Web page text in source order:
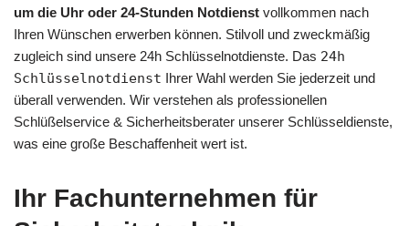
um die Uhr oder 24-Stunden Notdienst vollkommen nach
Ihren Wünschen erwerben können. Stilvoll und zweckmäßig
zugleich sind unsere 24h Schlüsselnotdienste. Das 24h
Schlüsselnotdienst Ihrer Wahl werden Sie jederzeit und
überall verwenden. Wir verstehen als professionellen
Schlüßelservice & Sicherheitsberater unserer Schlüsseldienste,
was eine große Beschaffenheit wert ist.
Ihr Fachunternehmen für